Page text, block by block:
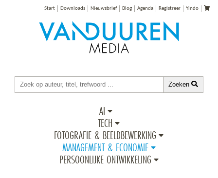
Start Downloads Nieuwsbrief Blog Agenda Registreer Yindo
Zoeken
AI
TECH
FOTOGRAFIE & BEELDBEWERKING
MANAGEMENT & ECONOMIE
PERSOONLIJKE ONTWIKKELING